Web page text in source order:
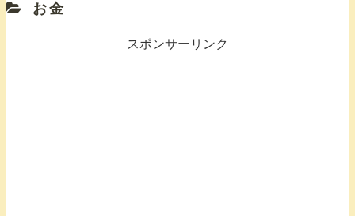
お金
スポンサーリンク